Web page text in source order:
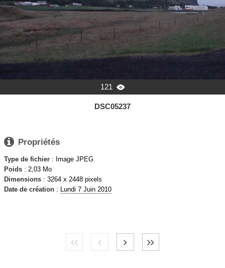
121 
DSC05237
 Propriétés
Type de fichier : Image JPEG
Poids : 2,03 Mo
Dimensions : 3264 x 2448 pixels
Date de création : Lundi 7 Juin 2010